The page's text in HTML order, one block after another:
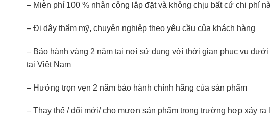
– Miễn phí 100 % nhân công lắp đặt và không chịu bất cứ chi phí
– Đi dây thẩm mỹ, chuyên nghiệp theo yêu cầu của khách hàng
– Bảo hành vàng 2 năm tại nơi sử dụng với thời gian phục vụ
tại Việt Nam
– Hưởng trọn vẹn 2 năm bảo hành chính hãng của sản phẩm
– Thay thế / đổi mới/ cho mượn sản phẩm trong trường hợp xảy ra